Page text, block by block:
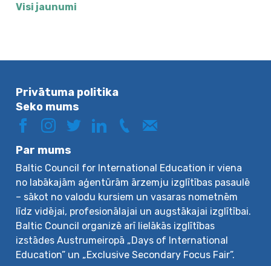
Visi jaunumi
Privātuma politika
Seko mums
Par mums
Baltic Council for International Education ir viena
no labākajām aģentūrām ārzemju izglītības pasaulē
– sākot no valodu kursiem un vasaras nometnēm
līdz vidējai, profesionālajai un augstākajai izglītībai.
Baltic Council organizē arī lielākās izglītības
izstādes Austrumeiropā „Days of International
Education” un „Exclusive Secondary Focus Fair”.